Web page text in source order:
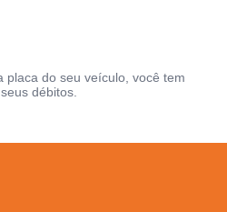
placa do seu veículo, você tem
débitos.